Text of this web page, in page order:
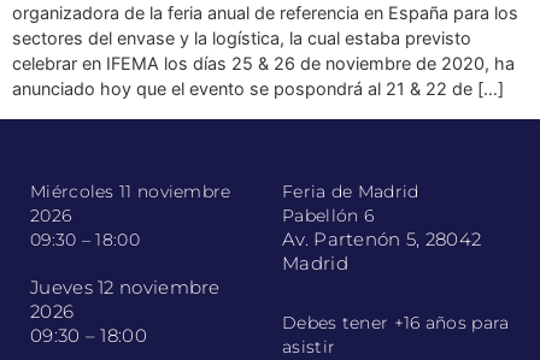
organizadora de la feria anual de referencia en España para los
sectores del envase y la logística, la cual estaba previsto
celebrar en IFEMA los días 25 & 26 de noviembre de 2020, ha
anunciado hoy que el evento se pospondrá al 21 & 22 de […]
Miércoles 11 noviembre
2026
09:30 – 18:00
Jueves 12 noviembre
2026
09:30 – 18:00
Feria de Madrid
Pabellón 6
Av. Partenón 5, 28042
Madrid
Debes tener +16 años para
asistir